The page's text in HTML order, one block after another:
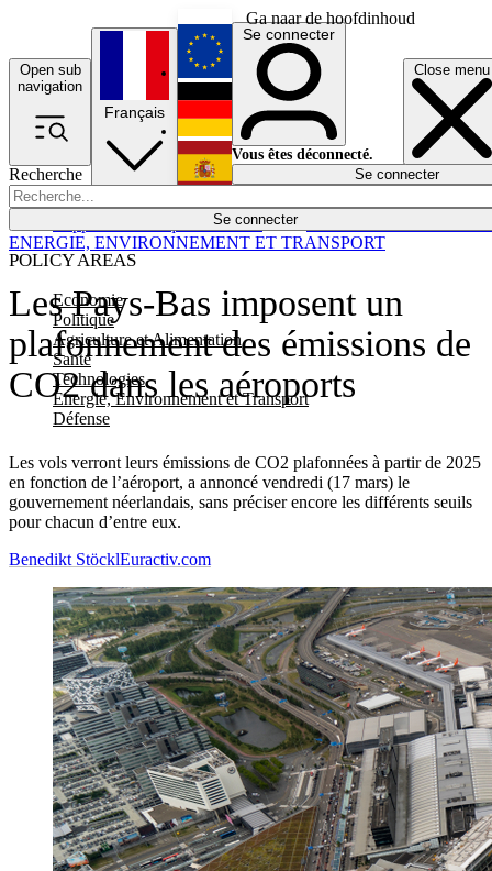
Ga naar de hoofdinhoud
Open sub
navigation
Close menu
Recherche
Se connecter
POLICY AREAS
Economie
Politique
Agriculture et Alimentation
Santé
Technologies
Energie, Environnement et Transport
Défense
Économie
Français
English
Deutsch
Español
Se connecter
Vous êtes déconnecté.
Se connecter
Les Pays-Bas imposent un
plafonnement des émissions de
CO2 dans les aéroports
Les vols verront leurs émissions de CO2 plafonnées à partir de 2025
en fonction de l’aéroport, a annoncé vendredi (17 mars) le
gouvernement néerlandais, sans préciser encore les différents seuils
pour chacun d’entre eux.
ENERGIE, ENVIRONNEMENT ET TRANSPORT
Benedikt StöcklEuractiv.com